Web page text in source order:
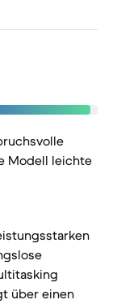
Modell leichte
über einen